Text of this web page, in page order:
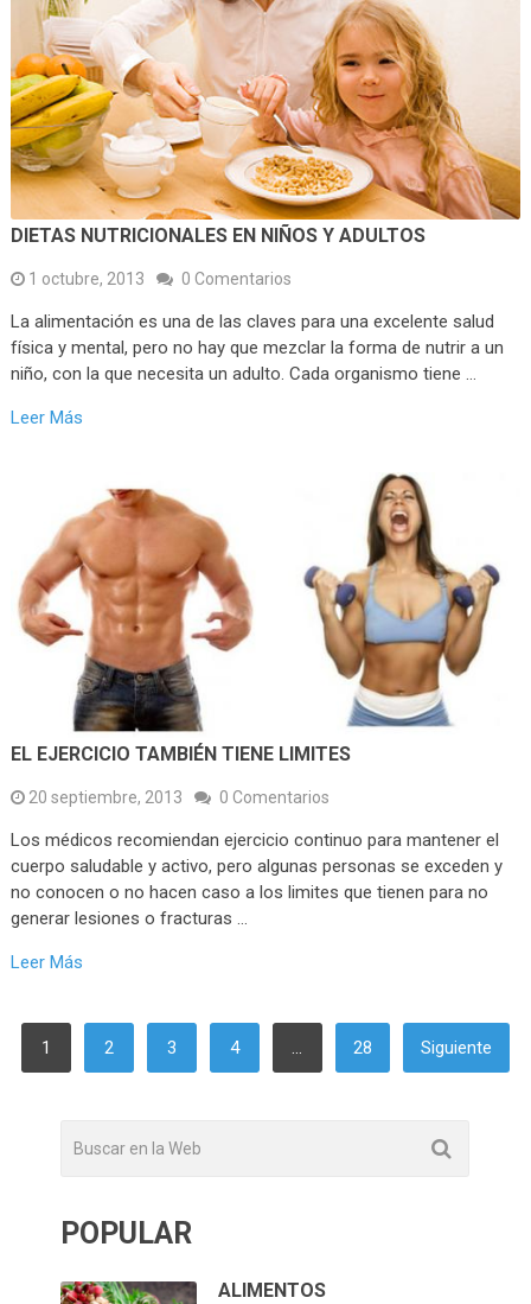
DIETAS NUTRICIONALES EN NIÑOS Y ADULTOS
1 octubre, 2013 0 Comentarios
La alimentación es una de las claves para una excelente salud
física y mental, pero no hay que mezclar la forma de nutrir a un
niño, con la que necesita un adulto. Cada organismo tiene …
Leer Más
EL EJERCICIO TAMBIÉN TIENE LIMITES
20 septiembre, 2013 0 Comentarios
Los médicos recomiendan ejercicio continuo para mantener el
cuerpo saludable y activo, pero algunas personas se exceden y
no conocen o no hacen caso a los limites que tienen para no
generar lesiones o fracturas …
Leer Más
PAGINACIÓN
DE
1 2 3 4 … 28 Siguiente
POPULAR
ALIMENTOS